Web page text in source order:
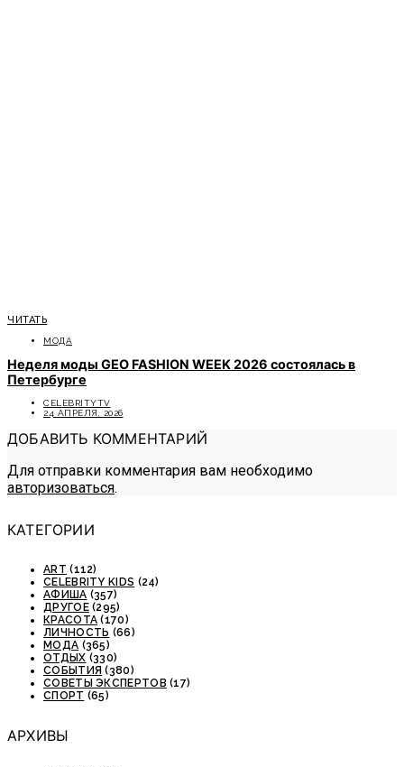
ЧИТАТЬ
МОДА
Неделя моды GEO FASHION WEEK 2026 состоялась в
Петербурге
CELEBRITYTV
24 АПРЕЛЯ, 2026
ДОБАВИТЬ КОММЕНТАРИЙ
Для отправки комментария вам необходимо
авторизоваться.
КАТЕГОРИИ
ART (112)
CELEBRITY KIDS (24)
АФИША (357)
ДРУГОЕ(295)
КРАСОТА (170)
ЛИЧНОСТЬ (66)
МОДА (365)
ОТДЫХ (330)
СОБЫТИЯ (380)
СОВЕТЫ ЭКСПЕРТОВ (17)
СПОРТ (65)
АРХИВЫ